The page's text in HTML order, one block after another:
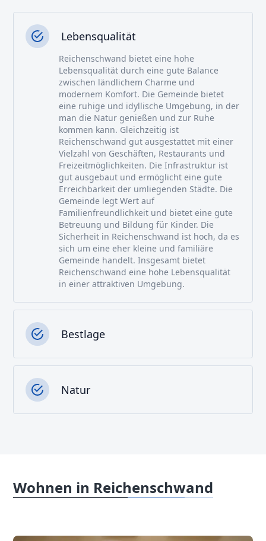
Lebensqualität
Reichenschwand bietet eine hohe
Lebensqualität durch eine gute Balance
zwischen ländlichem Charme und
modernem Komfort. Die Gemeinde bietet
eine ruhige und idyllische Umgebung, in der
man die Natur genießen und zur Ruhe
kommen kann. Gleichzeitig ist
Reichenschwand gut ausgestattet mit einer
Vielzahl von Geschäften, Restaurants und
Freizeitmöglichkeiten. Die Infrastruktur ist
gut ausgebaut und ermöglicht eine gute
Erreichbarkeit der umliegenden Städte. Die
Gemeinde legt Wert auf
Familienfreundlichkeit und bietet eine gute
Betreuung und Bildung für Kinder. Die
Sicherheit in Reichenschwand ist hoch, da es
sich um eine eher kleine und familiäre
Gemeinde handelt. Insgesamt bietet
Reichenschwand eine hohe Lebensqualität
in einer attraktiven Umgebung.
Bestlage
Natur
Wohnen in Reichenschwand